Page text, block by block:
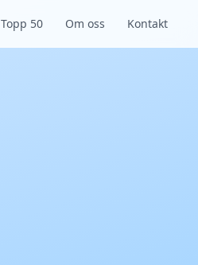
Topp 50 Om oss Kontakt